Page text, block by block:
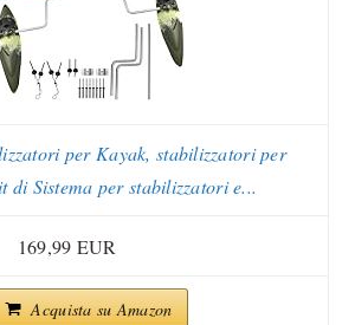
per Kayak, stabilizzatori per
di Sistema per stabilizzatori e...
169,99 EUR
Acquista su Amazon